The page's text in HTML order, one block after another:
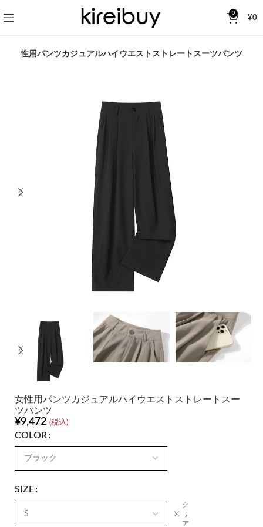
0
¥0
女性用パンツカジュアルハイウエストストレートスーツパンツ
女性用パンツカジュアルハイウエストストレートスー
ツパンツ
¥9,472 (税込)
COLOR
SIZE
ク
リ
ア